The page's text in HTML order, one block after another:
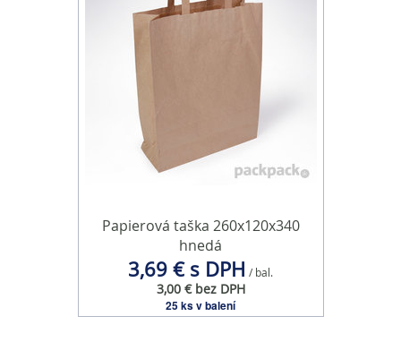
Papierová taška 260x120x340
hnedá
3,69 € s DPH / bal.
3,00 € bez DPH
25 ks v balení